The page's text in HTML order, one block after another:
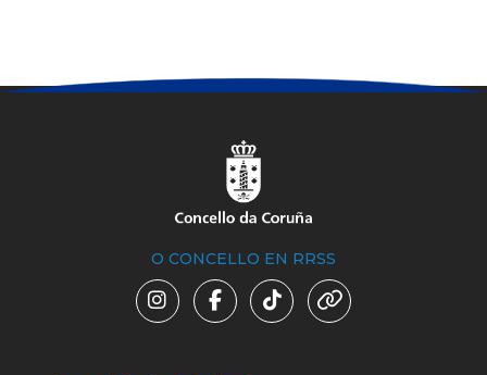
O CONCELLO EN RRSS